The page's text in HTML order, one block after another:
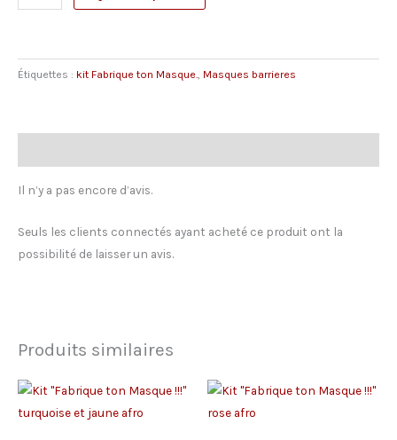
de
ton
Étiquettes : kit Fabrique ton Masque. Masques barrieres
Il n’y a pas encore d’avis.
Seuls les clients connectés ayant acheté ce produit ont la
possibilité de laisser un avis.
Produits similaires